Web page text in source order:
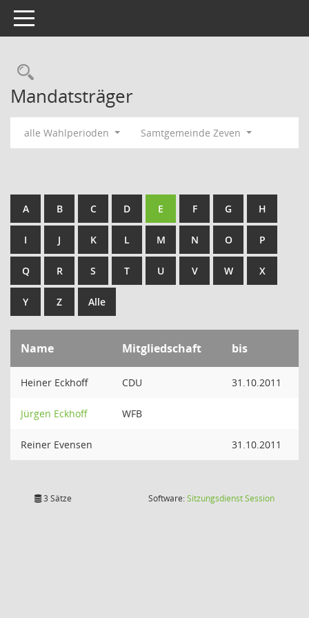
Toggle navigation
Rechercheauswahl
Mandatsträger
alle Wahlperioden Samtgemeinde Zeven
A B C D E F G H
I J K L M N O P
Q R S T U V W X
Y Z Alle
Name Mitgliedschaft bis
Heiner Eckhoff CDU 31.10.2011
Jürgen Eckhoff WFB
Reiner Evensen 31.10.2011
3 Sätze Software:SitzungsdienstSession(Wird in